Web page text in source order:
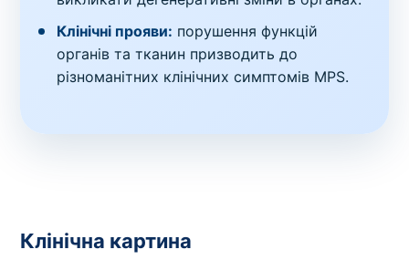
Клінічні прояви: порушення функцій
органів та тканин призводить до
різноманітних клінічних симптомів MPS.
Клінічна картина